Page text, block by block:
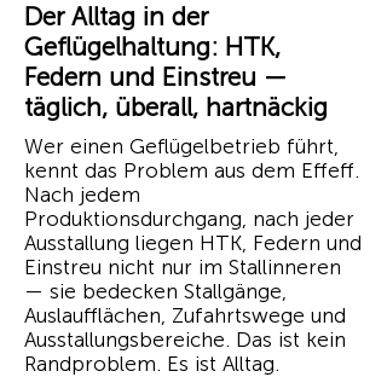
Der Alltag in der
Geflügelhaltung: HTK,
Federn und Einstreu —
täglich, überall, hartnäckig
Wer einen Geflügelbetrieb führt,
kennt das Problem aus dem Effeff.
Nach jedem
Produktionsdurchgang, nach jeder
Ausstallung liegen HTK, Federn und
Einstreu nicht nur im Stallinneren
— sie bedecken Stallgänge,
Auslaufflächen, Zufahrtswege und
Ausstallungsbereiche. Das ist kein
Randproblem. Es ist Alltag.